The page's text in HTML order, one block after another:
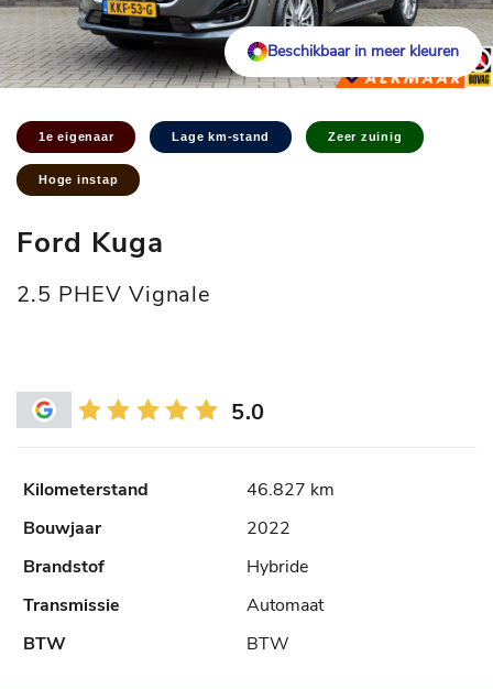
Beschikbaar in meer kleuren
1e eigenaar Lage km-stand Zeer zuinig
Hoge instap
Ford Kuga
2.5 PHEV Vignale
5.0
46.827 km
2022
Hybride
Automaat
BTW